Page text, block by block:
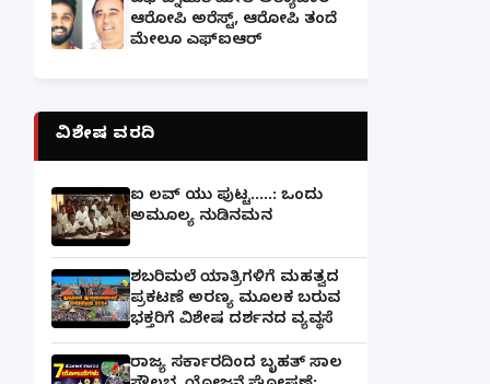
ಆರೋಪಿ ಅರೆಸ್ಟ್, ಆರೋಪಿ ತಂದೆ
ಮೇಲೂ ಎಫ್ಐಆರ್
ವಿಶೇಷ ವರದಿ
ಐ ಲವ್ ಯು ಪುಟ್ಟ.....: ಒಂದು
ಅಮೂಲ್ಯ ನುಡಿನಮನ
ಶಬರಿಮಲೆ ಯಾತ್ರಿಗಳಿಗೆ ಮಹತ್ವದ
ಪ್ರಕಟಣೆ ಅರಣ್ಯ ಮೂಲಕ ಬರುವ
ಭಕ್ತರಿಗೆ ವಿಶೇಷ ದರ್ಶನದ ವ್ಯವಸ್ಥೆ
ರಾಜ್ಯ ಸರ್ಕಾರದಿಂದ ಬೃಹತ್ ಸಾಲ